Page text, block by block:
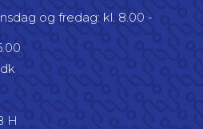
og fredag: kl. 8.00 -
H